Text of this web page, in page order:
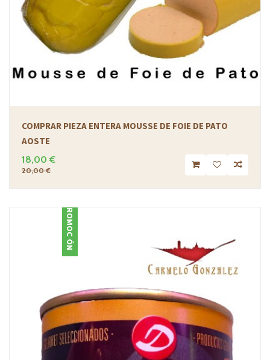
COMPRAR PIEZA ENTERA MOUSSE DE FOIE DE PATO
AOSTE
18,00 €
20,00 €
PROMOCIÓN